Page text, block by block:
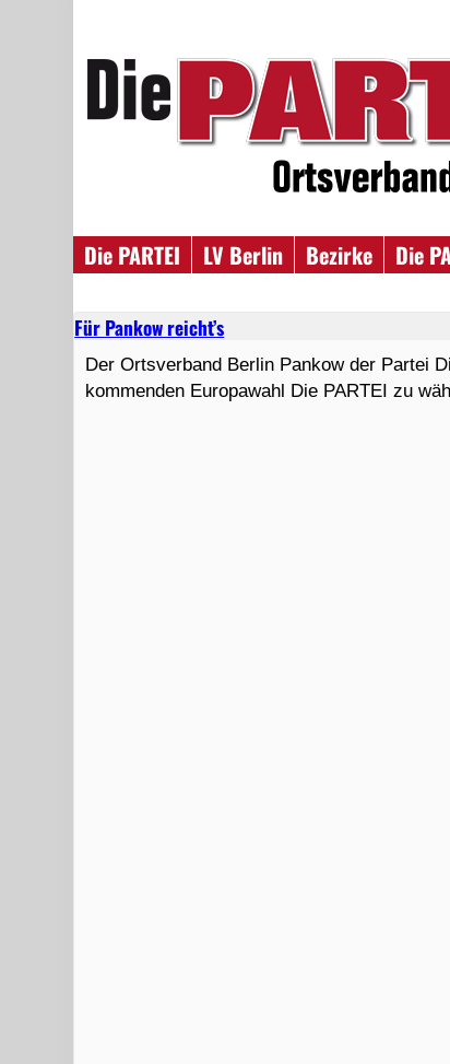
Die PARTEI LV Berlin Bezirke
Die
Für Pankow reicht’s
Der Ortsverband Berlin Pankow der Partei
kommenden Europawahl Die PARTEI zu